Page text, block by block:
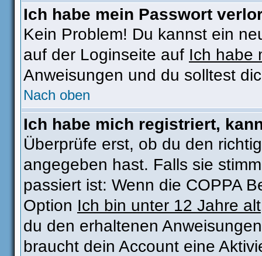
Ich habe mein Passwort
Kein Problem! Du kannst ein
auf der Loginseite auf Ich habe
Anweisungen und du solltest
Nach oben
Ich habe mich registriert,
Überprüfe erst, ob du den
angegeben hast. Falls sie
passiert ist: Wenn die COPPA
Option Ich bin unter 12 Jahre alt
du den erhaltenen
braucht dein Account eine